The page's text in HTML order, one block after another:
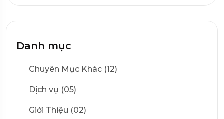
Danh mục
Chuyên Mục Khác (12)
Dịch vụ (05)
Giới Thiệu (02)